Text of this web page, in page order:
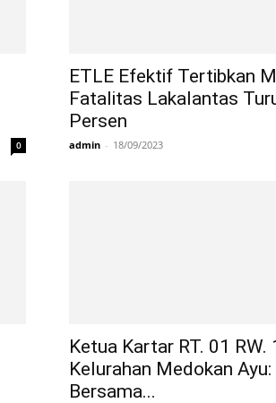
0
ETLE Efektif Tertibkan
Fatalitas Lakalantas
Persen
admin - 18/09/2023
Ketua Kartar RT. 01 RW.
Kelurahan Medokan
Bersama...